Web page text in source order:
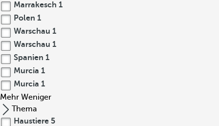
Marrakesch 1
Polen 1
Warschau 1
Warschau 1
Spanien 1
Murcia 1
Murcia 1
Mehr Weniger
Thema
Haustiere 5